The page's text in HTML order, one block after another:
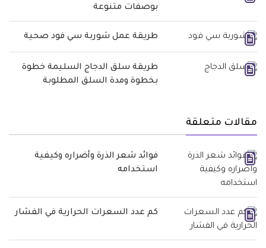
بوصفات متنوعة
طريقة عمل شوربة سي فود صحية
طريقة سلق الدجاج السليمة خطوة
بخطوة ومدة السلق المطلوبة
مقالات متعلقة
فوائد شعر الذرة وأضراره وكيفية
استخدامه
كم عدد السعرات الحرارية في الفشار